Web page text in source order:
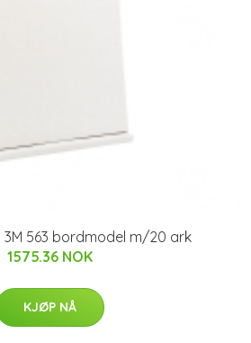
3M 563 bordmodel m/20 ark
1575.36 NOK
KJØP NÅ